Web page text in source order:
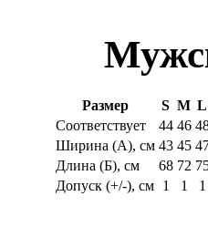
Размер S M L
Соответствует
44 46
Ширина (А), см 43 45
Длина (Б), см 68 72
Допуск (+/-), см 1 1 1